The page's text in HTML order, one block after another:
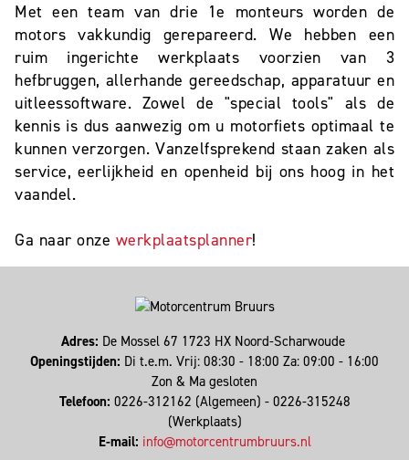
Met een team van drie 1e monteurs worden de
motors vakkundig gerepareerd. We hebben een
ruim ingerichte werkplaats voorzien van 3
hefbruggen, allerhande gereedschap, apparatuur en
uitleessoftware. Zowel de "special tools" als de
kennis is dus aanwezig om u motorfiets optimaal te
kunnen verzorgen. Vanzelfsprekend staan zaken als
service, eerlijkheid en openheid bij ons hoog in het
vaandel.
Ga naar onze werkplaatsplanner!
Adres: De Mossel 67 1723 HX Noord-Scharwoude
Openingstijden: Di t.e.m. Vrij: 08:30 - 18:00 Za: 09:00 - 16:00
Zon & Ma gesloten
Telefoon: 0226-312162 (Algemeen) - 0226-315248
(Werkplaats)
E-mail: info@motorcentrumbruurs.nl